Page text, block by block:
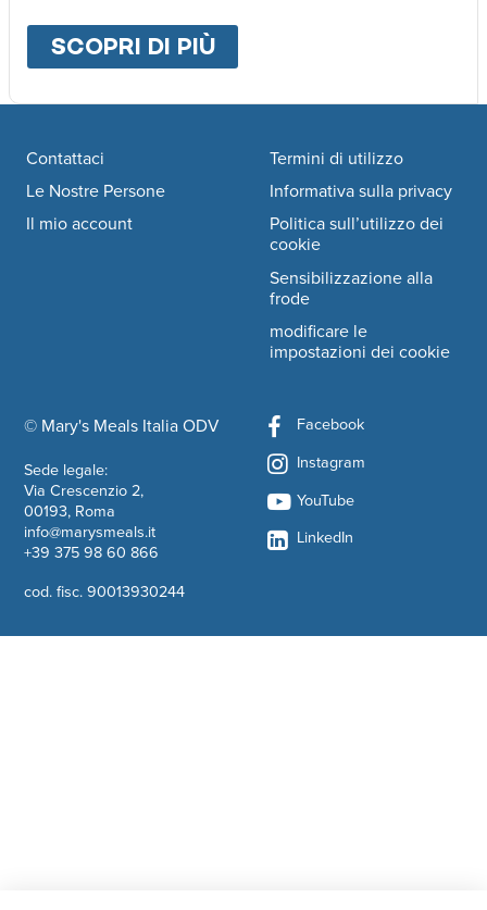
SCOPRI DI PIÙABOUT
Footer navigation
© Mary's Meals Italia ODVcompany information
Sede legale:
Via Crescenzio 2,
00193, Roma
info@marysmeals.it
+39 375 98 60 866
cod. fisc. 90013930244
Contattaci
Le Nostre Persone
Il mio account
Termini di utilizzo
Informativa sulla privacy
Politica sull’utilizzo dei
cookie
Sensibilizzazione alla
frode
modificare le
impostazioni dei cookie
Facebook
Instagram
YouTube
LinkedIn